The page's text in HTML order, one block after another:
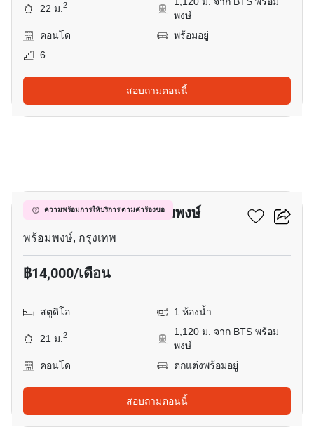
22 ม.2
พงษ์
คอนโด
พร้อมอยู่
6
สอบถามตอนนี้
ความพร้อมการให้บริการ ตามคำร้องขอ
ควินทารา มาย'เซน พร้อมพงษ์
พร้อมพงษ์, กรุงเทพ
฿14,000/เดือน
สตูดิโอ 1 ห้องน้ำ
21 ม.2
1,120 ม. จาก BTS พร้อม
พงษ์
คอนโด
ตกแต่งพร้อมอยู่
สอบถามตอนนี้